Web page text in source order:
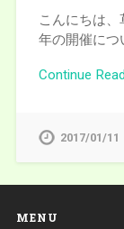
こんにちは
年の開催につ
Continue
2017/01/11
MENU